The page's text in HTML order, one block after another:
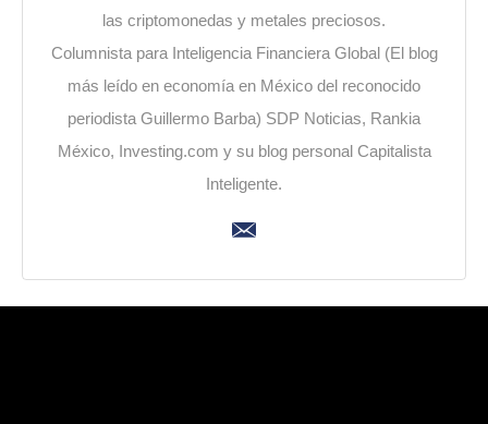
las criptomonedas y metales preciosos.
Columnista para Inteligencia Financiera Global (El blog
más leído en economía en México del reconocido
periodista Guillermo Barba) SDP Noticias, Rankia
México, Investing.com y su blog personal Capitalista
Inteligente.